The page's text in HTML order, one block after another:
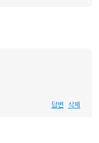
답변 삭제